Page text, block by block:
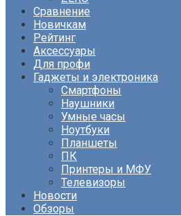
Сравнение
Новичкам
Рейтинг
Аксессуары
Для профи
Гаджеты и электроника
Смартфоны
Наушники
Умные часы
Ноутбуки
Планшеты
ПК
Принтеры и МФУ
Телевизоры
Новости
Обзоры